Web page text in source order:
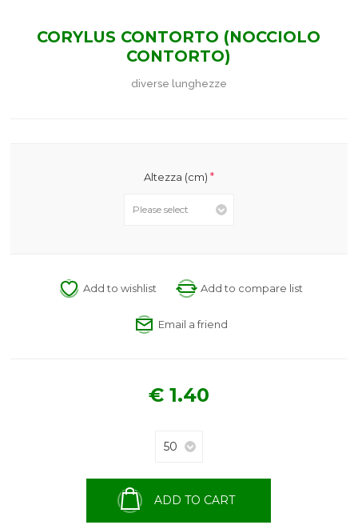
CORYLUS CONTORTO (NOCCIOLO
CONTORTO)
diverse lunghezze
Altezza (cm) *
Add to wishlist Add to compare list
Email a friend
€ 1.40
ADD TO CART